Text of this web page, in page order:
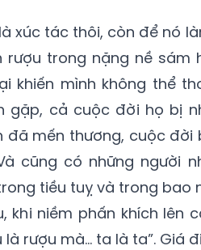
xúc tác thôi, còn để nó
rượu trong nặng nề sám
khiến mình không thể
gặp, cả cuộc đời họ bị
đã mến thương, cuộc
cũng có những người
tiều tuỵ và trong bao
khi niềm phấn khích
là rượu mà… ta là ta”.